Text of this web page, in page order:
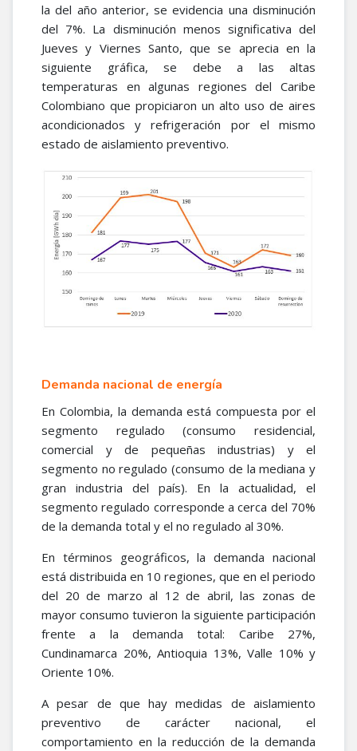
la del año anterior, se evidencia una disminución
del 7%. La disminución menos significativa del
Jueves y Viernes Santo, que se aprecia en la
siguiente gráfica, se debe a las altas
temperaturas en algunas regiones del Caribe
Colombiano que propiciaron un alto uso de aires
acondicionados y refrigeración por el mismo
estado de aislamiento preventivo.
Demanda nacional de energía
En Colombia, la demanda está compuesta por el
segmento regulado (consumo residencial,
comercial y de pequeñas industrias) y el
segmento no regulado (consumo de la mediana y
gran industria del país). En la actualidad, el
segmento regulado corresponde a cerca del 70%
de la demanda total y el no regulado al 30%.
En términos geográficos, la demanda nacional
está distribuida en 10 regiones, que en el periodo
del 20 de marzo al 12 de abril, las zonas de
mayor consumo tuvieron la siguiente participación
frente a la demanda total: Caribe 27%,
Cundinamarca 20%, Antioquia 13%, Valle 10% y
Oriente 10%.
A pesar de que hay medidas de aislamiento
preventivo de carácter nacional, el
comportamiento en la reducción de la demanda